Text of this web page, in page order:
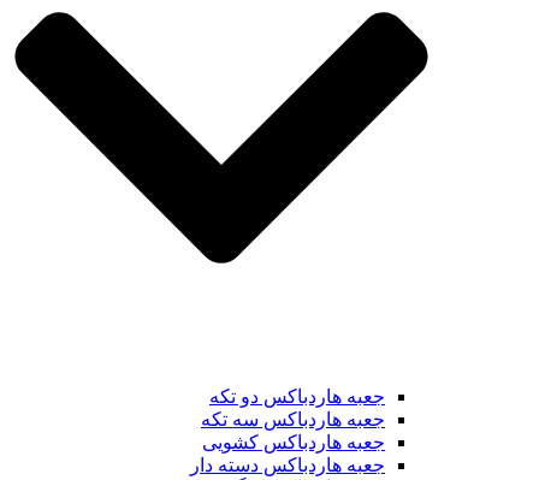
جعبه هاردباکس دو تکه
جعبه هاردباکس سه تکه
جعبه هاردباکس کشویی
جعبه هاردباکس دسته دار